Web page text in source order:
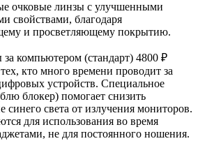
очковые линзы с улучшенными
свойствами, благодаря
и просветляющему покрытию.
за компьютером (стандарт) 4800 ₽
кто много времени проводит за
устройств. Специальное
блокер) помогает снизить
синего света от излучения мониторов.
для использования во время
не для постоянного ношения.